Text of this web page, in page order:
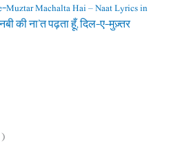
Machalta Hai – Naat Lyrics in
की ना’त पढ़ता हूँ, दिल-ए-मुज़्तर